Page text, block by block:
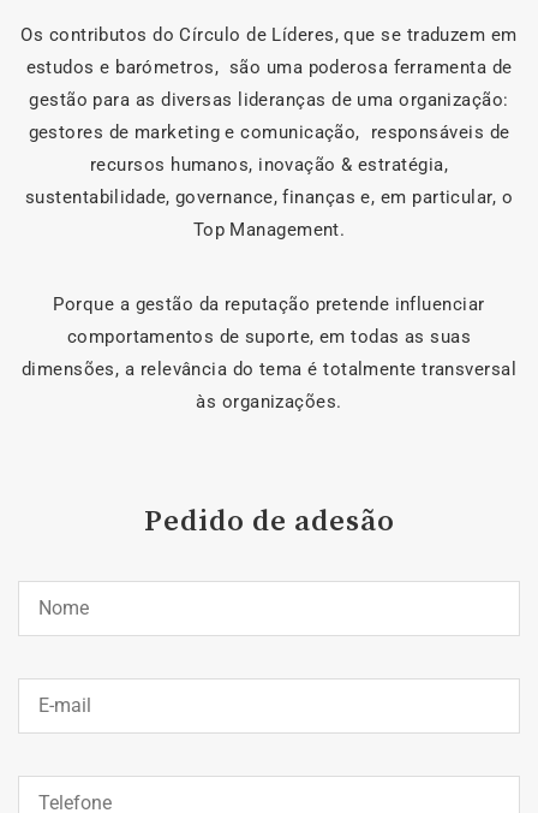
Os contributos do Círculo de Líderes, que se traduzem em
estudos e barómetros, são uma poderosa ferramenta de
gestão para as diversas lideranças de uma organização:
gestores de marketing e comunicação, responsáveis de
recursos humanos, inovação & estratégia,
sustentabilidade, governance, finanças e, em particular, o
Top Management.
Porque a gestão da reputação pretende influenciar
comportamentos de suporte, em todas as suas
dimensões, a relevância do tema é totalmente transversal
às organizações.
Pedido de adesão
You
You
You